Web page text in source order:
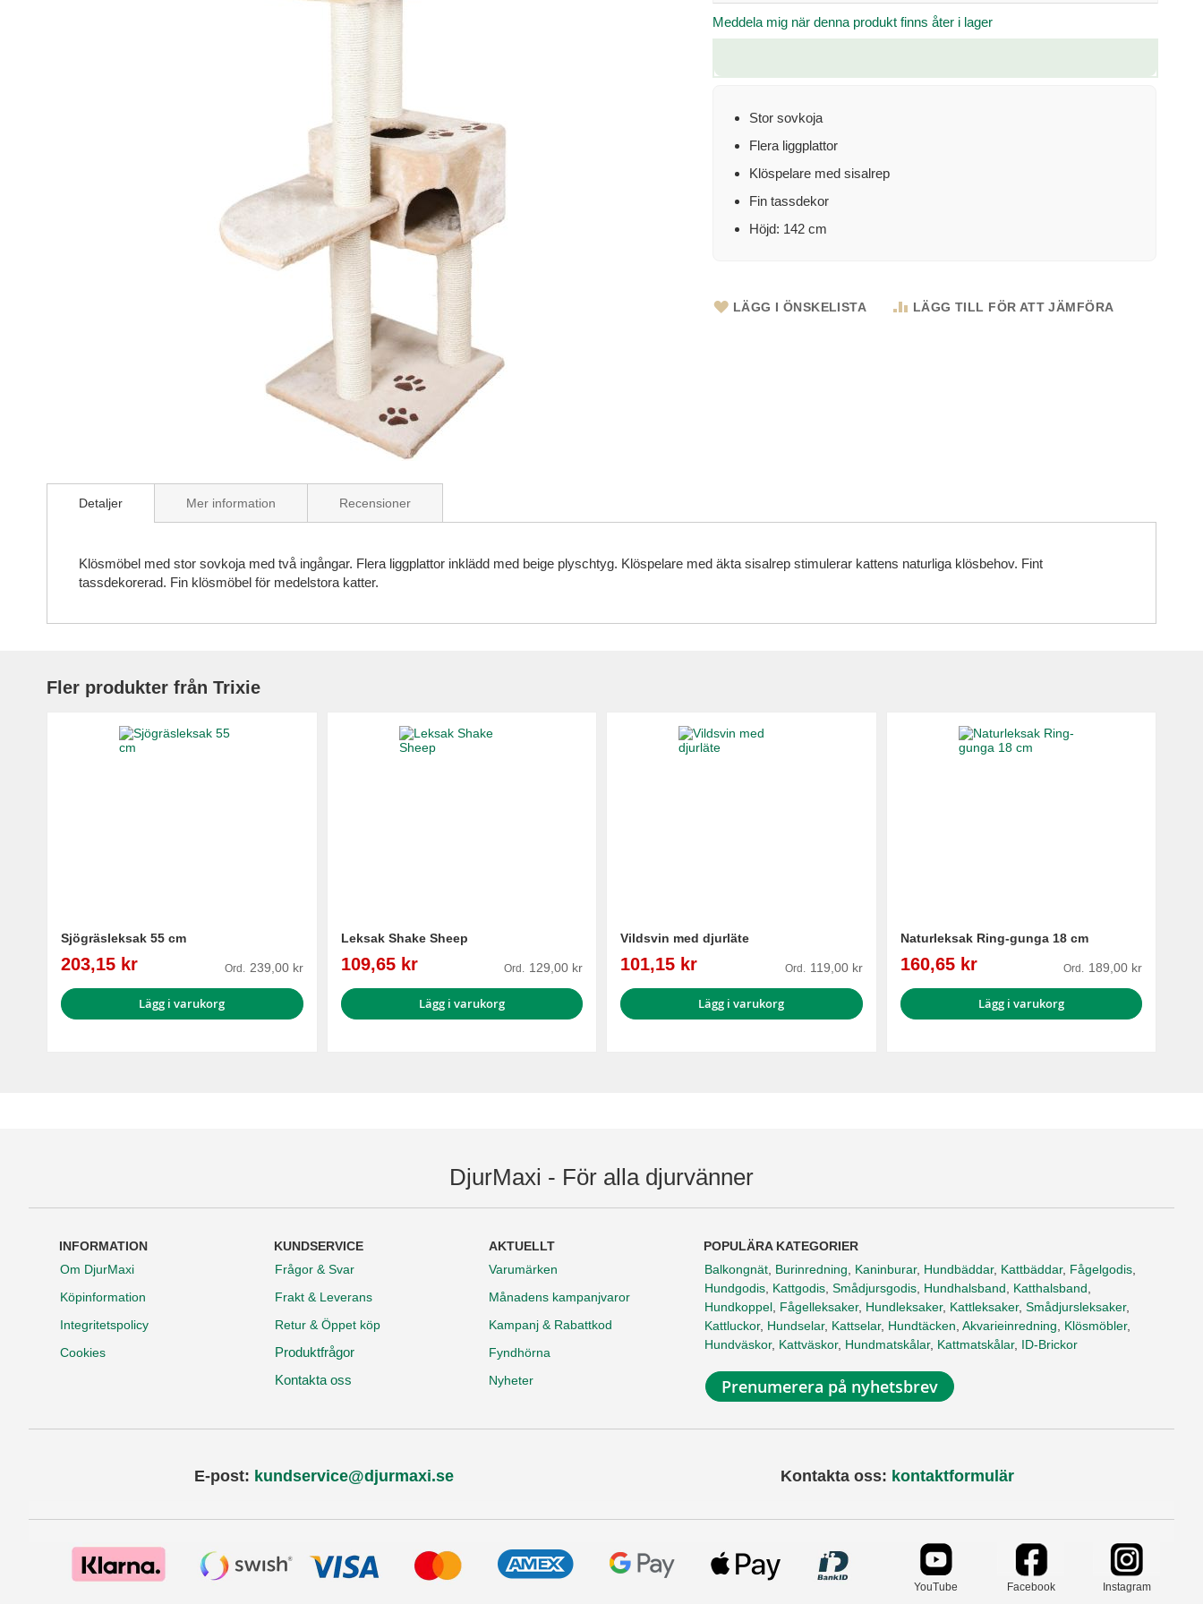
to
images
Meddela mig när denna produkt finns åter i lager
Stor sovkoja
Flera liggplattor
Klöspelare med sisalrep
Fin tassdekor
Höjd: 142 cm
LÄGG I ÖNSKELISTA LÄGG TILL FÖR ATT JÄMFÖRA
Detaljer
Klösmöbel med stor sovkoja med två ingångar. Flera liggplattor inklädd med beige plyschtyg. Klöspelare med äkta sisalrep stimulerar kattens naturliga klösbehov. Fint
tassdekorerad. Fin klösmöbel för medelstora katter.
Mer information Recensioner
Fler produkter från Trixie
Sjögräsleksak 55 cm
Reapris
203,15 kr Ord. 239,00 kr
Lägg i varukorg
Leksak Shake Sheep
Reapris
109,65 kr Ord. 129,00 kr
Lägg i varukorg
Vildsvin med djurläte
Reapris
101,15 kr Ord. 119,00 kr
Lägg i varukorg
Naturleksak Ring-gunga 18 cm
Reapris
160,65 kr Ord. 189,00 kr
Lägg i varukorg
DjurMaxi - För alla djurvänner
INFORMATION
Om DjurMaxi
Köpinformation
Integritetspolicy
Cookies
KUNDSERVICE
Frågor & Svar
Frakt & Leverans
Retur & Öppet köp
Produktfrågor
Kontakta oss
AKTUELLT
Varumärken
Månadens kampanjvaror
Kampanj & Rabattkod
Fyndhörna
Nyheter
POPULÄRA KATEGORIER
Balkongnät Burinredning Kaninburar, Hundbäddar, Kattbäddar, Fågelgodis
Hundgodis Kattgodis Smådjursgodis Hundhalsband Katthalsband
Hundkoppel Fågelleksaker, Hundleksaker, Kattleksaker, Smådjursleksaker,
Kattluckor, Hundselar, Kattselar, Hundtäcken Akvarieinredning Klösmöbler,
Hundväskor, Kattväskor, Hundmatskålar, Kattmatskålar, ID-Brickor
Prenumerera på nyhetsbrev
E-post: kundservice@djurmaxi.se Kontakta oss: kontaktformulär
YouTube Facebook Instagram